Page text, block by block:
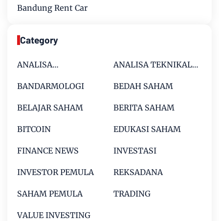
Bandung Rent Car
Category
ANALISA
SAHAM
ANALISA TEKNIKAL
BANDARMOLOGI
BEDAH SAHAM
BELAJAR SAHAM BERITA SAHAM
BITCOIN EDUKASI SAHAM
FINANCE NEWS INVESTASI
INVESTOR PEMULA REKSADANA
SAHAM PEMULA TRADING
VALUE INVESTING